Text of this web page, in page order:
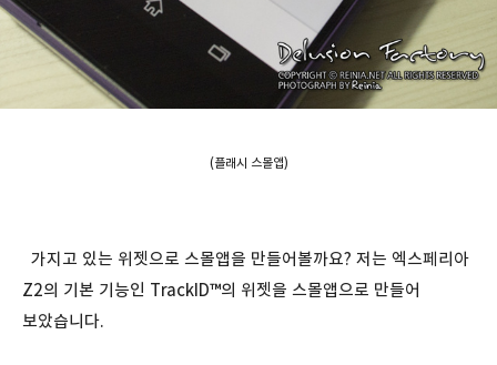
(플래시 스몰앱)
가지고 있는 위젯으로 스몰앱을 만들어볼까요? 저는 엑스페리아
Z2의 기본 기능인 TrackID™의 위젯을 스몰앱으로 만들어
보았습니다.